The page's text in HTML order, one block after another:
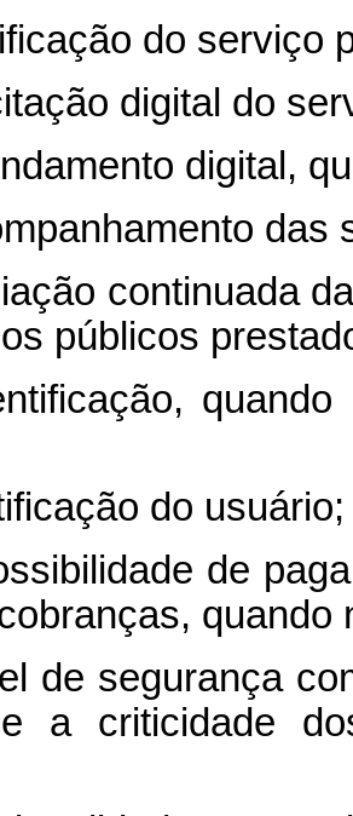
do serviço
digital do
digital,
das
continuada
públicos
do usuário;
de
quando
de segurança
a criticidade